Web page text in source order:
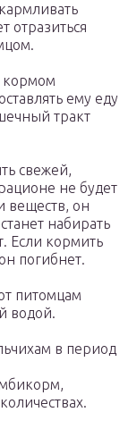
отразиться
кормом
ему еду
тракт
свежей,
не будет
веществ, он
набирать
Если кормить
погибнет.
питомцам
водой.
в период